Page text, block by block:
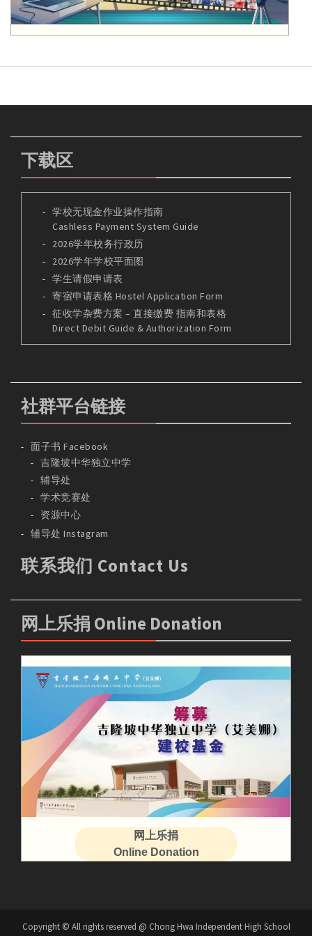
下载区
学校无现金作业操作指南
Cashless Payment System Guide
2026学年校务行政历
2026学年学校平面图
学生请假申请表
寄宿申请表格 Hostel Application Form
征收学杂费方案 – 直接缴费 指南和表格
Direct Debit Guide & Authorization Form
社群平台链接
面子书 Facebook
吉隆坡中华独立中学
辅导处
学术竞赛处
资源中心
辅导处 Instagram
联系我们 Contact Us
网上乐捐 Online Donation
网上乐捐
Online Donation
Copyright © All rights reserved @ Chong Hwa Independent High School